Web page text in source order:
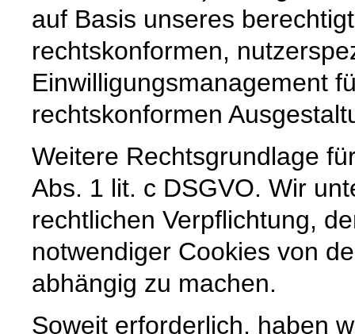
auf Basis unseres
rechtskonformen,
Einwilligungsmanagement
rechtskonformen
Weitere Rechtsgrundlage
Abs. 1 lit. c DSGVO. Wir
rechtlichen Verpflichtung,
notwendiger Cookies von
abhängig zu machen.
Soweit erforderlich, haben